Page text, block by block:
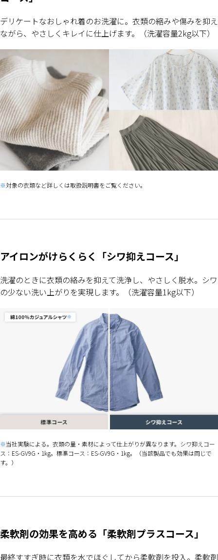
デリケートなおしゃれ着のお洗濯に。衣類の縮みや傷みを抑え
ながら、やさしくキレイに仕上げます。（洗濯容量2kg以下）
対象の衣類など詳しくは取扱説明書をご覧ください。
アイロンがけらくらく「シワ抑えコース」
洗濯のときに衣類の絡みを抑えて洗浄し、やさしく脱水。シワ
の少ない洗い上がりを実現します。（洗濯容量1kg以下）
当社実験による。衣類の量・素材によって仕上がりが異なります。シワ抑えコー
ス：ES-GV9G・1kg。標準コース：ES-GV9G・1kg。（当該製品でも効果は同じで
す。）
柔軟剤の効果を高める「柔軟剤プラスコース」
最終すすぎ時に衣類を水でほぐしてから柔軟剤を投入。柔軟剤